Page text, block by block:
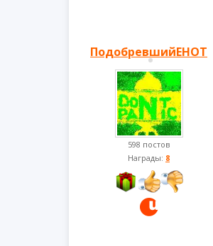
ПодобревшийЕНОТ
598 постов
Награды: 8